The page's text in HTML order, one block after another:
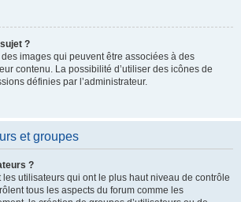
?
images qui peuvent être associées à des
contenu. La possibilité d’utiliser des icônes de
définies par l’administrateur.
et groupes
?
utilisateurs qui ont le plus haut niveau de contrôle
tous les aspects du forum comme les